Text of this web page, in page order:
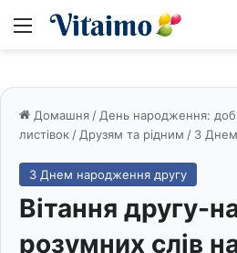
Меню
Домашня / День народження:
листівок / Друзям та рідним / З
З Днем народження другу
Вітання другу-
розумних слів